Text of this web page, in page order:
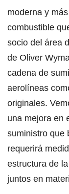
moderna y
combustible
socio del área
de Oliver
cadena de
aerolíneas
originales.
una mejora en
suministro que
requerirá
estructura de
juntos en